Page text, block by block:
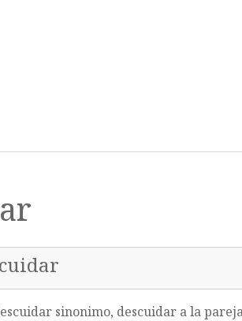
sinonimo, descuidar a la